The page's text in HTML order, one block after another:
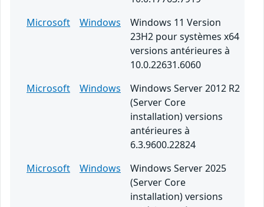
Microsoft
Windows
Windows 11 Version
23H2 pour systèmes x64
versions antérieures à
10.0.22631.6060
Microsoft
Windows
Windows Server 2012 R2
(Server Core
installation) versions
antérieures à
6.3.9600.22824
Microsoft
Windows
Windows Server 2025
(Server Core
installation) versions